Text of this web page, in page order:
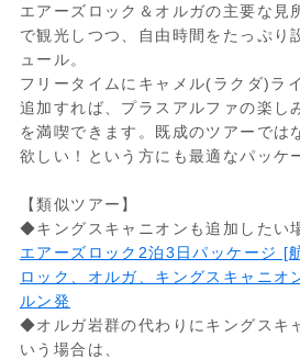
エアーズロック＆オルガの主要な見
で観光しつつ、自由時間をたっぷり
ュール。
フリータイムにキャメル(ラクダ)ラ
追加すれば、プラスアルファの楽し
を満喫できます。既成のツアーでは
欲しい！という方にも最適なパッケ
【類似ツアー】
◆キングスキャニオンも追加したい
エアーズロック2泊3日パッケージ [
ロック、オルガ、キングスキャニオ
ルン発
◆オルガ岩群の代わりにキングスキ
いう場合は、